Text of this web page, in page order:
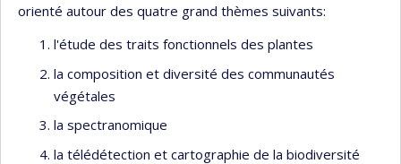
orienté autour des quatre grand thèmes suivants:
l'étude des traits fonctionnels des plantes
la composition et diversité des communautés
végétales
la spectranomique
la télédétection et cartographie de la biodiversité